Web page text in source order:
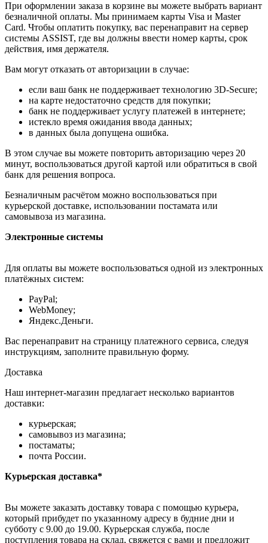
При оформлении заказа в корзине вы можете выбрать вариант
безналичной оплаты. Мы принимаем карты Visa и Master
Card. Чтобы оплатить покупку, вас перенаправит на сервер
системы ASSIST, где вы должны ввести номер карты, срок
действия, имя держателя.
Вам могут отказать от авторизации в случае:
если ваш банк не поддерживает технологию 3D-Secure;
на карте недостаточно средств для покупки;
банк не поддерживает услугу платежей в интернете;
истекло время ожидания ввода данных;
в данных была допущена ошибка.
В этом случае вы можете повторить авторизацию через 20
минут, воспользоваться другой картой или обратиться в свой
банк для решения вопроса.
Безналичным расчётом можно воспользоваться при
курьерской доставке, использовании постамата или
самовывоза из магазина.
Электронные системы
Для оплаты вы можете воспользоваться одной из электронных
платёжных систем:
PayPal;
WebMoney;
Яндекс.Деньги.
Вас перенаправит на страницу платежного сервиса, следуя
инструкциям, заполните правильную форму.
Доставка
Наш интернет-магазин предлагает несколько вариантов
доставки:
курьерская;
самовывоз из магазина;
постаматы;
почта России.
Курьерская доставка*
Вы можете заказать доставку товара с помощью курьера,
который прибудет по указанному адресу в будние дни и
субботу с 9.00 до 19.00. Курьерская служба, после
поступления товара на склад, свяжется с вами и предложит